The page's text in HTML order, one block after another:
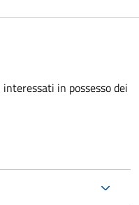
in possesso dei